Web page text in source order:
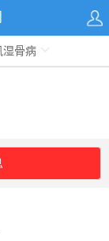
湿骨病